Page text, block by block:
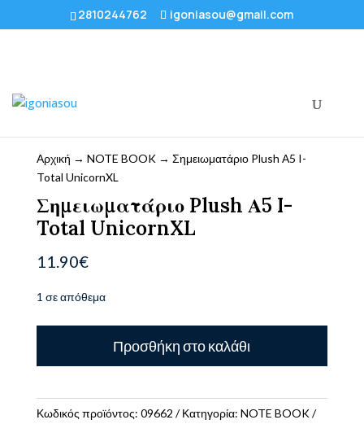
2810244762 igoniasou@gmail.com
Αρχική → NOTE BOOK→ Σημειωματάριο Plush Α5 I-
Total UnicornXL
Σημειωματάριο Plush Α5 I-
Total UnicornXL
11.90€
1 σε απόθεμα
Α5
Total
Προσθήκη στο καλάθι
Κωδικός προϊόντος: 09662 Κατηγορία: NOTE BOOK